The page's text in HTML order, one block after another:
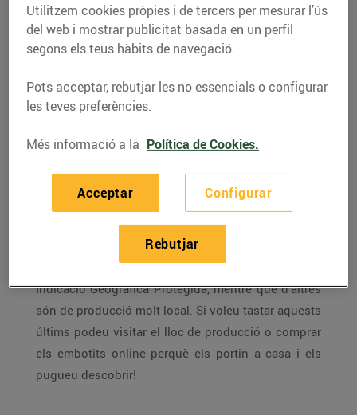
Els millors embotits
tradicionals catalans
Catalunya central, que han convertit aquests
productes en imprescindibles de moltes cases.
Alguns dels embotits tradicionals catalans estan
protegits amb Denominació d’Origen o amb
Indicació Geogràfica Protegida, mentre que d’altres
són de producció molt local. Si voleu tastar aquests
últims podeu visitar el lloc de producció o comprar
els embotits online perquè els portin a casa i els
pugueu descobrir!
Utilitzem cookies pròpies i de tercers per mesurar l’ús
del web i mostrar publicitat basada en un perfil
segons els teus hàbits de navegació.
Pots acceptar, rebutjar les no essencials o configurar
les teves preferències.
Més informació a la Política de Cookies.
Configurar
Rebutjar
Acceptar